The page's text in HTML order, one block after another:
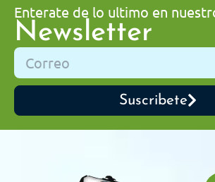
Enterate de lo ultimo en
Newsletter
Suscribete